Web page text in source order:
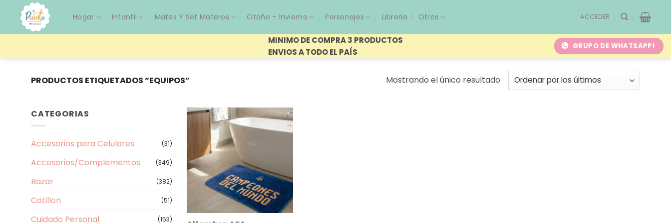
contenido
Hogar Infantil Mates Y Set Materos Otoño – Invierno Personajes Libreria Otros ACCEDER
MINIMO DE COMPRA 3 PRODUCTOS
ENVIOS A TODO EL PAÍS
GRUPO DE WHATSAPP!
PRODUCTOS ETIQUETADOS “EQUIPOS” Mostrando el único resultado
CATEGORIAS
Accesorios para Celulares (31)
Accesorios/Complementos (349)
Bazar (382)
Cotillon (51)
Cuidado Personal (153)